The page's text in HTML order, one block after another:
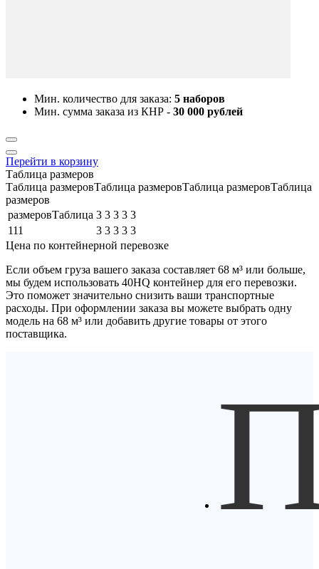
Мин. количество для заказа: 5 наборов
Мин. сумма заказа из КНР - 30 000 рублей
Перейти в корзину
Таблица размеров
Таблица размеровТаблица размеровТаблица размеровТаблица
размеров
размеровТаблица 3 3 3 3 3
111
3 3 3 3 3
Цена по контейнерной перевозке
Если объем груза вашего заказа составляет 68 м³ или больше,
мы будем использовать 40HQ контейнер для его перевозки.
Это поможет значительно снизить ваши транспортные
расходы. При оформлении заказа вы можете выбрать одну
модель на 68 м³ или добавить другие товары от этого
поставщика.